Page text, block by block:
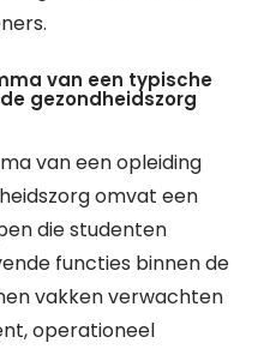
van een typische
gezondheidszorg
van een opleiding
omvat een
die studenten
functies binnen de
vakken verwachten
operationeel